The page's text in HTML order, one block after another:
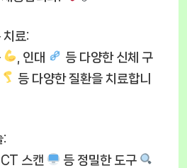
치료:
, 인대
등 다양한 신체 구
등 다양한 질환을 치료합니
:
, CT 스캔
등 정밀한 도구